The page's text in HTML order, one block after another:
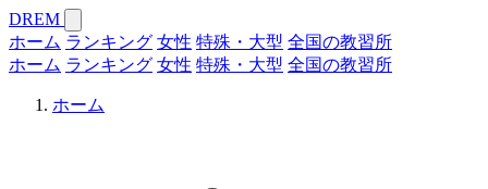
DREM
ホーム ランキング 女性 特殊・大型 全国の教習所
ホーム ランキング 女性 特殊・大型 全国の教習所
ホーム